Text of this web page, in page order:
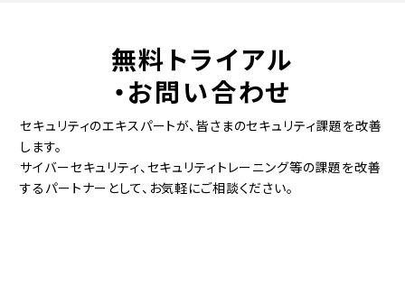
無料トライアル
・お問い合わせ
セキュリティのエキスパートが、皆さまのセキュリティ課題を改善
します。
サイバーセキュリティ、セキュリティトレーニング等の課題を改善
するパートナーとして、 お気軽にご相談ください。